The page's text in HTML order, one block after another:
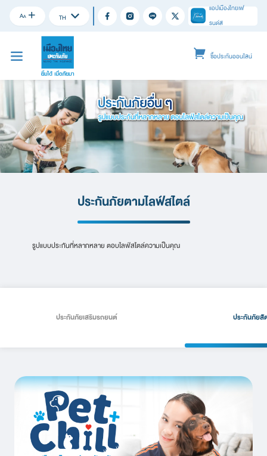
AA TH
แอปเมืองไทยเฟ
รนด์ส
ซื้อประกันออนไลน์
ประกันภัยตามไลฟ์สไตล์
รูปแบบประกันที่หลากหลาย ตอบไลฟ์สไตล์ความเป็นคุณ
ประกันภัยเสริมรถยนต์ ประกันภัยสั